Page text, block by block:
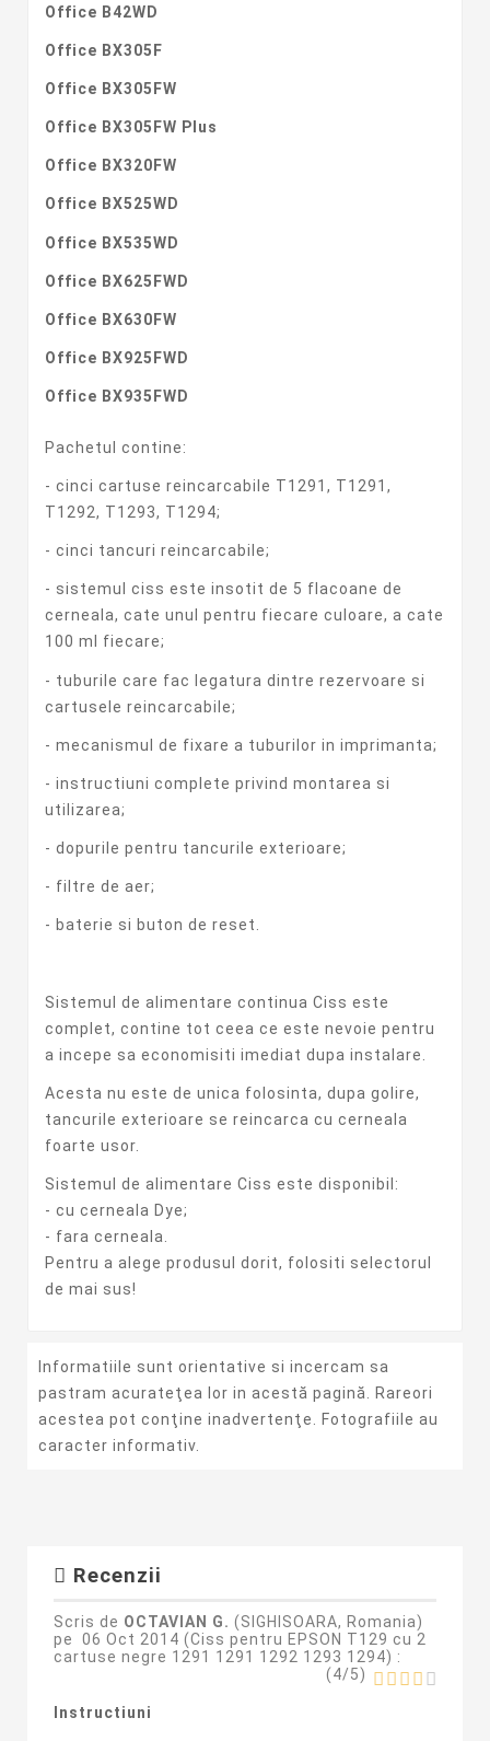
Office B42WD
Office BX305F
Office BX305FW
Office BX305FW Plus
Office BX320FW
Office BX525WD
Office BX535WD
Office BX625FWD
Office BX630FW
Office BX925FWD
Office BX935FWD
Pachetul contine:
- cinci cartuse reincarcabile T1291, T1291,
T1292, T1293, T1294;
- cinci tancuri reincarcabile;
- sistemul ciss este insotit de 5 flacoane de
cerneala, cate unul pentru fiecare culoare, a cate
100 ml fiecare;
- tuburile care fac legatura dintre rezervoare si
cartusele reincarcabile;
- mecanismul de fixare a tuburilor in imprimanta;
- instructiuni complete privind montarea si
utilizarea;
- dopurile pentru tancurile exterioare;
- filtre de aer;
- baterie si buton de reset.
Sistemul de alimentare continua Ciss este
complet, contine tot ceea ce este nevoie pentru
a incepe sa economisiti imediat dupa instalare.
Acesta nu este de unica folosinta, dupa golire,
tancurile exterioare se reincarca cu cerneala
foarte usor.
Sistemul de alimentare Ciss este disponibil:
- cu cerneala Dye;
- fara cerneala.
Pentru a alege produsul dorit, folositi selectorul
de mai sus!
Informatiile sunt orientative si incercam sa
pastram acurateţea lor in acestă pagină. Rareori
acestea pot conţine inadvertenţe. Fotografiile au
caracter informativ.
Recenzii
Scris de OCTAVIAN G. (SIGHISOARA, Romania)
pe 06 Oct 2014 (Ciss pentru EPSON T129 cu 2
cartuse negre 1291 1291 1292 1293 1294) :
(4/5)
Instructiuni